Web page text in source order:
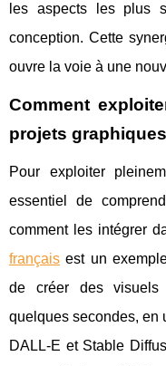
les aspects les plus
conception. Cette
ouvre la voie à une
Comment
projets
Pour exploiter
essentiel de
comment les intégrer
français est un
de créer des visuels
quelques secondes, en
DALL-E et Stable